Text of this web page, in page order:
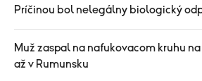
Príčinou bol nelegálny biologický
Muž zaspal na nafukovacom kruhu
až v Rumunsku